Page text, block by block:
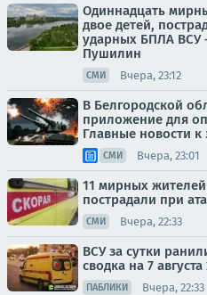
Одиннадцать
двое детей,
ударных БПЛА ВСУ
Пушилин
СМИ Вчера, 23:12
В Белгородской
приложение для
Главные новости к
СМИ Вчера, 23:01
11 мирных
пострадали при
СМИ Вчера, 22:33
ВСУ за сутки
сводка на 7
ПАБЛИКИ Вчера, 22:33